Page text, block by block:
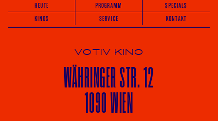
HEUTE PROGRAMM
SPECIALS
KINOS
SERVICE KONTAKT
VOTIV KINO
WÄHRINGERSTR. 12
1090 WIEN